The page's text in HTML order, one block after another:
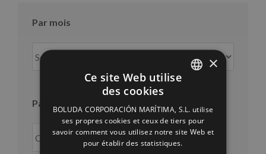
Par mois
Par
mois
Par an
ENGLISH
FRENCH
×
Ce site Web utilise
des cookies
BOLUDA CORPORACIÓN MARÍTIMA, S.L. utilise
ses propres cookies et ceux de tiers pour
savoir comment vous utilisez notre site Web et
pour établir des statistiques.